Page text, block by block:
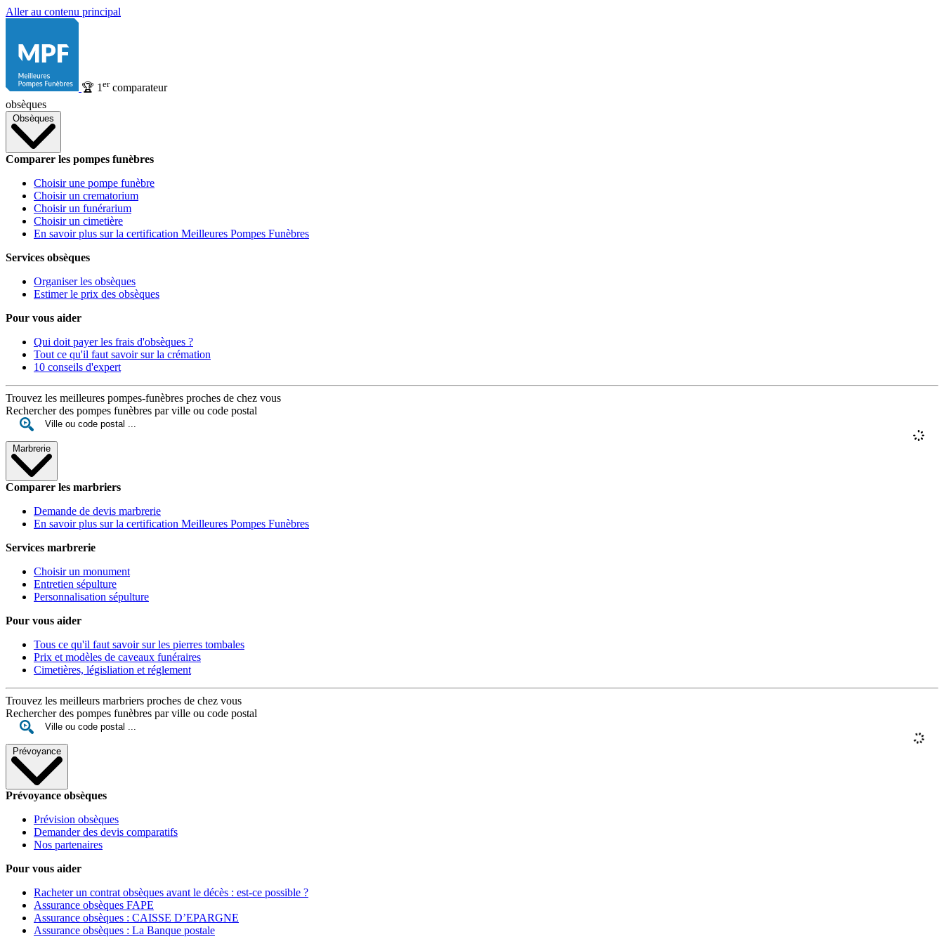
Aller au contenu principal
🏆 1 ercomparateur
obsèques
Obsèques
Comparer les pompes funèbres
Choisir une pompe funèbre
Choisir un crematorium
Choisir un funérarium
Choisir un cimetière
En savoir plus sur la certification Meilleures Pompes Funèbres
Services obsèques
Organiser les obsèques
Estimer le prix des obsèques
Pour vous aider
Qui doit payer les frais d'obsèques ?
Tout ce qu'il faut savoir sur la crémation
10 conseils d'expert
Trouvez les meilleures pompes-funèbres proches de chez vous
Rechercher des pompes funèbres par ville ou code postal
Marbrerie
Comparer les marbriers
Demande de devis marbrerie
En savoir plus sur la certification Meilleures Pompes Funèbres
Services marbrerie
Choisir un monument
Entretien sépulture
Personnalisation sépulture
Pour vous aider
Tous ce qu'il faut savoir sur les pierres tombales
Prix et modèles de caveaux funéraires
Cimetières, législiation et réglement
Trouvez les meilleurs marbriers proches de chez vous
Rechercher des pompes funèbres par ville ou code postal
Prévoyance
Prévoyance obsèques
Prévision obsèques
Demander des devis comparatifs
Nos partenaires
Pour vous aider
Racheter un contrat obsèques avant le décès : est-ce possible ?
Assurance obsèques FAPE
Assurance obsèques : CAISSE D’EPARGNE
Assurance obsèques : La Banque postale